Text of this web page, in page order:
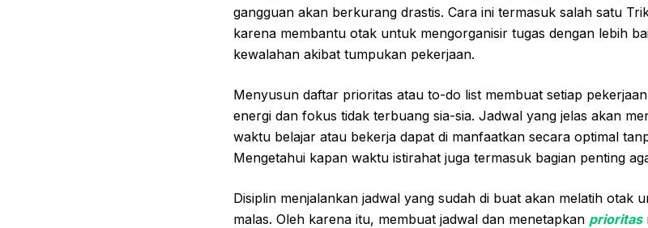
gangguan akan berkurang drastis. Cara ini termasuk salah satu
karena membantu otak untuk mengorganisir tugas dengan lebih
kewalahan akibat tumpukan pekerjaan.
Menyusun daftar prioritas atau to-do list membuat setiap
energi dan fokus tidak terbuang sia-sia. Jadwal yang jelas akan
waktu belajar atau bekerja dapat di manfaatkan secara optimal
Mengetahui kapan waktu istirahat juga termasuk bagian penting
Disiplin menjalankan jadwal yang sudah di buat akan melatih otak
malas. Oleh karena itu, membuat jadwal dan menetapkan prioritas